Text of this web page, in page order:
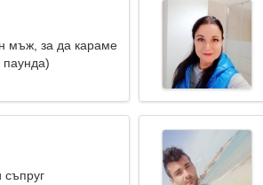
мъж, за да караме
паунда)